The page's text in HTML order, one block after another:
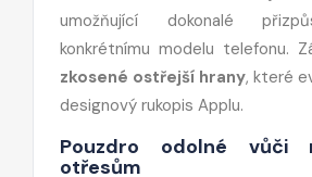
umožňující dokonalé
konkrétnímu modelu telefonu.
zkosené ostřejší hrany, které
designový rukopis Applu.
Pouzdro odolné vůči
otřesům